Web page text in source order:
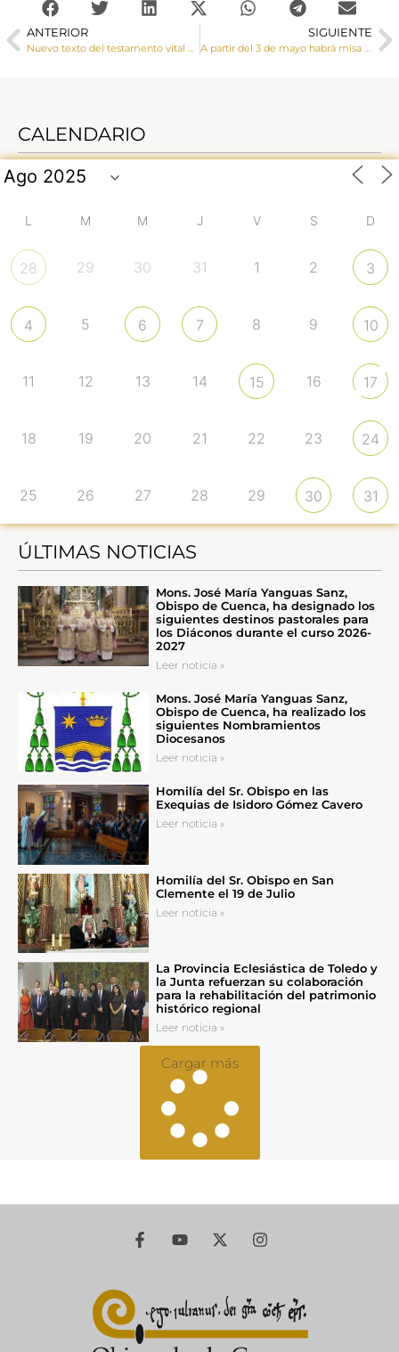
ANTERIOR
Nuevo texto del testamento vital de la CEE
SIGUIENTE
A partir del 3 de mayo habrá misa de lunes a viernes a las 7:35 horas en el Hospital Virgen de la luz
CALENDARIO
L M M J V S D
28 29 30 31 1 2 3
4 5 6 7 8 9 10
11 12 13 14 15 16 17
18 19 20 21 22 23 24
25 26 27 28 29 30 31
ÚLTIMAS NOTICIAS
Mons. José María Yanguas Sanz,
Obispo de Cuenca, ha designado los
siguientes destinos pastorales para
los Diáconos durante el curso 2026-
2027
Leer noticia »
Mons. José María Yanguas Sanz,
Obispo de Cuenca, ha realizado los
siguientes Nombramientos
Diocesanos
Leer noticia »
Homilía del Sr. Obispo en las
Exequias de Isidoro Gómez Cavero
Leer noticia »
Homilía del Sr. Obispo en San
Clemente el 19 de Julio
Leer noticia »
La Provincia Eclesiástica de Toledo y
la Junta refuerzan su colaboración
para la rehabilitación del patrimonio
histórico regional
Leer noticia »
Cargar más